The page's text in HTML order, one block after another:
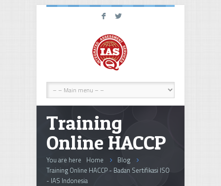
F L
Training
Online HACCP
You are here Home
Blog
Training Online HACCP - Badan Sertifikasi ISO
- IAS Indonesia